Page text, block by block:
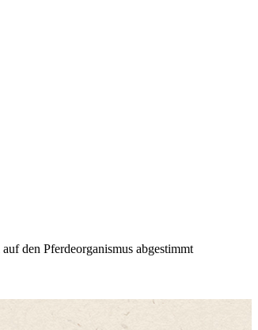
den Pferdeorganismus abgestimmt